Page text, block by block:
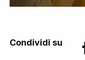
Condividi su